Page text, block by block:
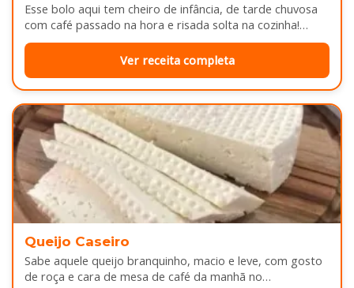
Esse bolo aqui tem cheiro de infância, de tarde chuvosa
com café passado na hora e risada solta na cozinha!…
Ver receita completa
Queijo Caseiro
Sabe aquele queijo branquinho, macio e leve, com gosto
de roça e cara de mesa de café da manhã no…